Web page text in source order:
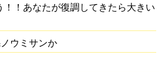
！！あなたが復調してきたら大きい
ウミサンか